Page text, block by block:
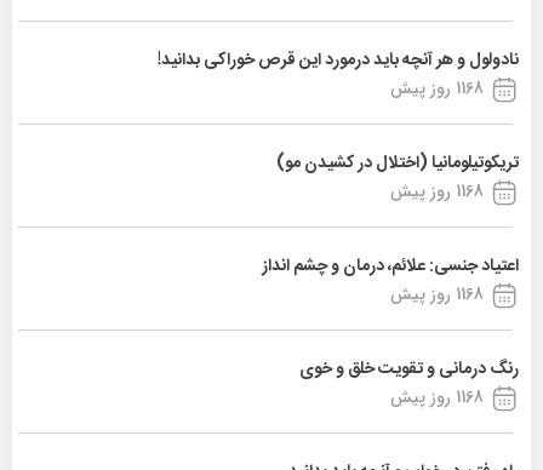
نادولول و هر آنچه باید درمورد این قرص خوراکی بدانید!
1168 روز پیش
تریکوتیلومانیا (اختلال در کشیدن مو)
1168 روز پیش
اعتیاد جنسی: علائم، درمان و چشم انداز
1168 روز پیش
رنگ درمانی و تقویت خلق و خوی
1168 روز پیش